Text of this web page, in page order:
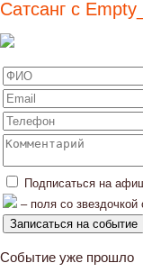
Сатсанг с
Подписаться на
– поля со
Событие уже прошло